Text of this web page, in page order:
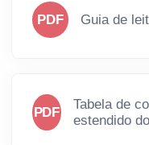
PDF Guia de
PDF
Tabela de
estendido